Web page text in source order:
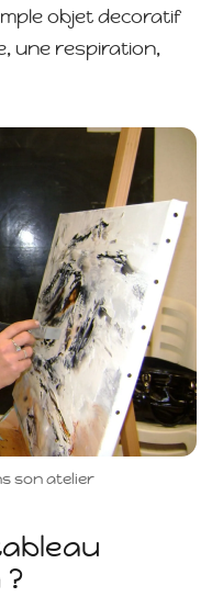
objet decoratif
une respiration,
son atelier